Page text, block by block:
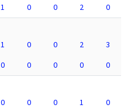
1 0 0 2
0
1 0 0 2
3
0 0 0 0
0
0 0 0 1
0